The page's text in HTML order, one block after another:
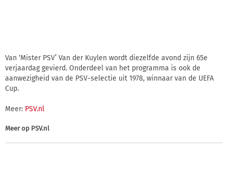
Van ‘Mister PSV’ Van der Kuylen wordt diezelfde avond zijn 65e
verjaardag gevierd. Onderdeel van het programma is ook de
aanwezigheid van de PSV-selectie uit 1978, winnaar van de UEFA
Cup.
Meer: PSV.nl
Meer op PSV.nl